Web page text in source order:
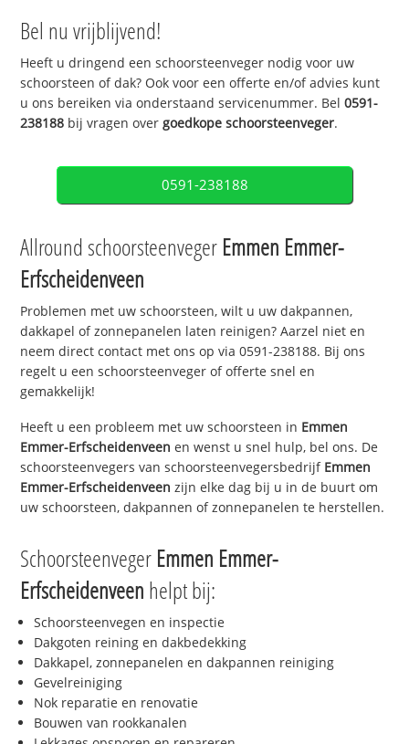
Bel nu vrijblijvend!
Heeft u dringend een schoorsteenveger nodig voor uw
schoorsteen of dak? Ook voor een offerte en/of advies kunt
u ons bereiken via onderstaand servicenummer. Bel0591-
238188 bij vragen over goedkope schoorsteenveger.
0591-238188
Allround schoorsteenveger Emmen Emmer-
Erfscheidenveen
Problemen met uw schoorsteen, wilt u uw dakpannen,
dakkapel of zonnepanelen laten reinigen? Aarzel niet en
neem direct contact met ons op via 0591-238188. Bij ons
regelt u een schoorsteenveger of offerte snel en
gemakkelijk!
Heeft u een probleem met uw schoorsteen in Emmen
Emmer-Erfscheidenveen en wenst u snel hulp, bel ons. De
schoorsteenvegers van schoorsteenvegersbedrijf Emmen
Emmer-Erfscheidenveen zijn elke dag bij u in de buurt om
uw schoorsteen, dakpannen of zonnepanelen te herstellen.
Schoorsteenveger Emmen Emmer-
Erfscheidenveen helpt bij:
Schoorsteenvegen en inspectie
Dakgoten reining en dakbedekking
Dakkapel, zonnepanelen en dakpannen reiniging
Gevelreiniging
Nok reparatie en renovatie
Bouwen van rookkanalen